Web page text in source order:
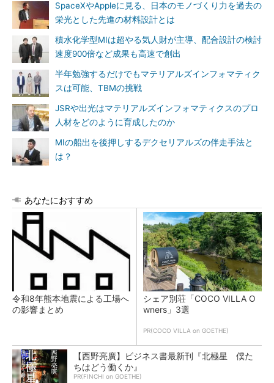
SpaceXやAppleに見る、日本のモノづくり力を過去の
栄光とした先進の材料設計とは
積水化学型MIは超やる気人財が主導、配合設計の検討
速度900倍など成果も高速で創出
半年勉強するだけでもマテリアルズインフォマティク
スは可能、TBMの挑戦
JSRや出光はマテリアルズインフォマティクスのプロ
人材をどのように育成したのか
MIの船出を後押しするデクセリアルズの伴走手法と
は？
あなたにおすすめ
令和8年熊本地震による工場へ
の影響まとめ
シェア別荘「COCO VILLA O
wners」3選
PR(COCO VILLA on GOETHE)
【西野亮廣】ビジネス書最新刊『北極星 僕た
ちはどう働くか』
PR(FINCHI on GOETHE)